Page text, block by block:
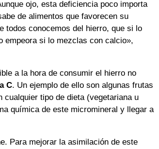
ojo, esta deficiencia poco importa
de alimentos que favorecen su
todos conocemos del hierro, que si lo
empeora si lo mezclas con calcio»,
a la hora de consumir el hierro no
C. Un ejemplo de ello son algunas frutas
tipo de dieta (vegetariana u
química de este micromineral y llegar a
Para mejorar la asimilación de este